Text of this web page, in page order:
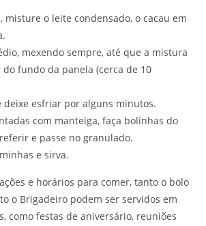
misture o leite condensado, o cacau em
mexendo sempre, até que a mistura
do fundo da panela (cerca de 10
deixe esfriar por alguns minutos.
com manteiga, faça bolinhas do
e passe no granulado.
e sirva.
e horários para comer, tanto o bolo
o Brigadeiro podem ser servidos em
como festas de aniversário, reuniões